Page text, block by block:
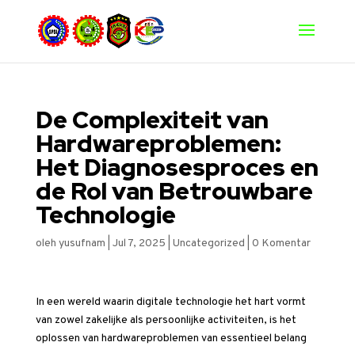
De Complexiteit van
Hardwareproblemen:
Het Diagnosesproces en
de Rol van Betrouwbare
Technologie
oleh yusufnam Jul 7, 2025 Uncategorized 0 Komentar
In een wereld waarin digitale technologie het hart vormt
van zowel zakelijke als persoonlijke activiteiten, is het
oplossen van hardwareproblemen van essentieel belang